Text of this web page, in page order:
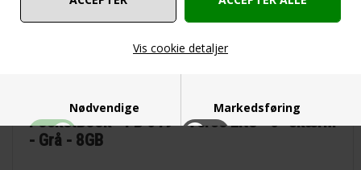
Vis cookie detaljer
Nødvendige Markedsføring
PocketBook - PB 619 - Verse Lite - 6" skærm
- Grå - 8GB